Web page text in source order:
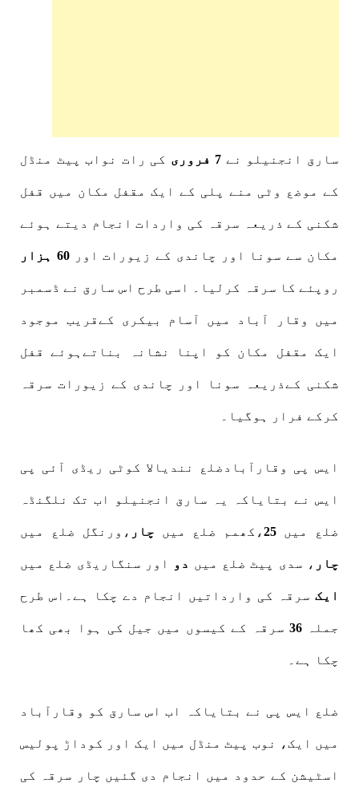
سارق انجنیلو نے 7 فروری کی رات نواب پیٹ منڈل
کے موضع وٹی منے پلی کے ایک مقفل مکان میں قفل
شکنی کے ذریعہ سرقہ کی واردات انجام دیتے ہوئے
مکان سے سونا اور چاندی کے زیورات اور60 ہزار
روپئے کا سرقہ کرلیا۔ اسی طرح اس سارق نے ڈسمبر
میں وقار آباد میں آسام بیکری کےقریب موجود
ایک مقفل مکان کو اپنا نشانہ بناتےہوئے قفل
شکنی کےذریعہ سونا اور چاندی کے زیورات سرقہ
کرکے فرار ہوگیا۔
ایس پی وقارآبادضلع نندیالا کوٹی ریڈی آئی پی
ایس نے بتایاکہ یہ سارق انجنیلو اب تک نلگنڈہ
ضلع میں 25،کھمم ضلع میں چار ،ورنگل ضلع میں
چار ، سدی پیٹ ضلع میں دو اور سنگاریڈی ضلع میں
ایک سرقہ کی وارداتیں انجام دے چکا ہے۔اس طرح
جملہ36 سرقہ کے کیسوں میں جیل کی ہوا بھی کھا
چکا ہے۔
ضلع ایس پی نے بتایاکہ اب اس سارق کو وقارآباد
میں ایک، نوب پیٹ منڈل میں ایک اور کوداڑ پولیس
اسٹیشن کے حدود میں انجام دی گئیں چار سرقہ کی